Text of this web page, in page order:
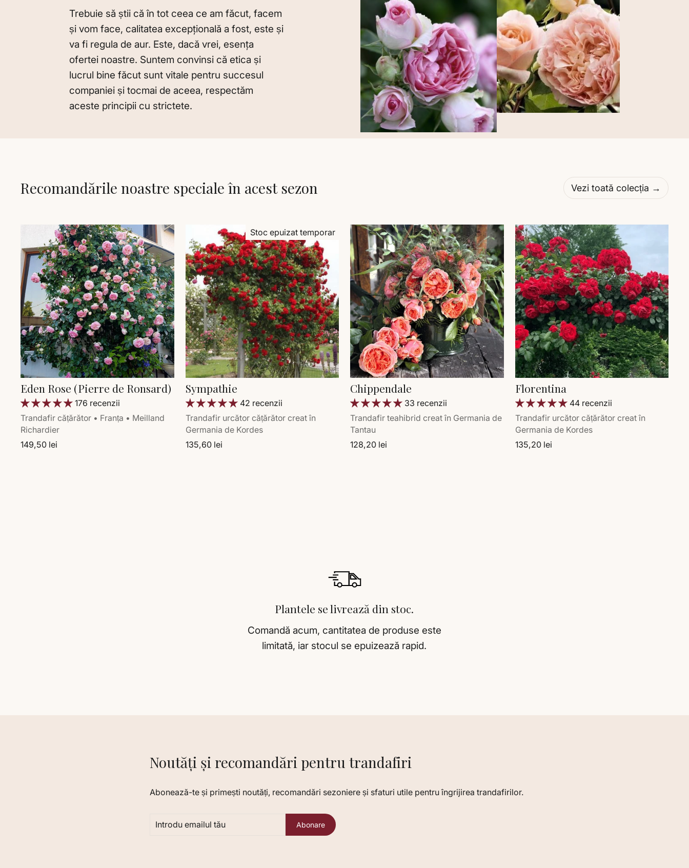
Trebuie să știi că în tot ceea ce am făcut, facem
și vom face, calitatea excepţională a fost, este și
va fi regula de aur. Este, dacă vrei, esenţa
ofertei noastre. Suntem convinsi că etica și
lucrul bine făcut sunt vitale pentru succesul
companiei și tocmai de aceea, respectăm
aceste principii cu strictete.
Recomandările noastre speciale în acest sezon Vezi toată colecția →
Eden Rose (Pierre de Ronsard)
176 recenzii
Trandafir cățărător • Franța • Meilland
Richardier
149,50 lei
Stoc epuizat temporar
Sympathie
42 recenzii
Trandafir urcător cățărător creat în
Germania de Kordes
135,60 lei
Chippendale
33 recenzii
Trandafir teahibrid creat în Germania de
Tantau
128,20 lei
Florentina
44 recenzii
Trandafir urcător cățărător creat în
Germania de Kordes
135,20 lei
Plantele se livrează din stoc.
Comandă acum, cantitatea de produse este
limitată, iar stocul se epuizează rapid.
Noutăți și recomandări pentru trandafiri
Abonează-te și primești noutăți, recomandări sezoniere și sfaturi utile pentru îngrijirea trandafirilor.
INTRODU
ABONARE
Abonare